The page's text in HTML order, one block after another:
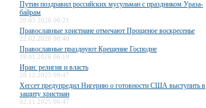
Путин поздравил российских мусульман с праздником Ураза-
байрам
20.03.2026 06:21
Православные христиане отмечают Прощеное воскресенье
22.02.2026 08:40
Православные празднуют Крещение Господне
19.01.2026 06:19
Иран: религия и власть
28.12.2025 09:47
Хегсет предупредил Нигерию о готовности США выступить в
защиту христиан
02.11.2025 06:47